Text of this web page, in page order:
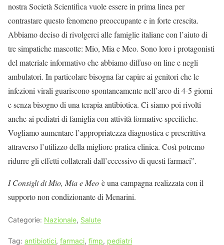
nostra Società Scientifica vuole essere in prima linea per
contrastare questo fenomeno preoccupante e in forte crescita.
Abbiamo deciso di rivolgerci alle famiglie italiane con l’aiuto di
tre simpatiche mascotte: Mio, Mia e Meo. Sono loro i protagonisti
del materiale informativo che abbiamo diffuso on line e negli
ambulatori. In particolare bisogna far capire ai genitori che le
infezioni virali guariscono spontaneamente nell’arco di 4-5 giorni
e senza bisogno di una terapia antibiotica. Ci siamo poi rivolti
anche ai pediatri di famiglia con attività formative specifiche.
Vogliamo aumentare l’appropriatezza diagnostica e prescrittiva
attraverso l’utilizzo della migliore pratica clinica. Così potremo
ridurre gli effetti collaterali dall’eccessivo di questi farmaci”.
I Consigli di Mio, Mia e Meo è una campagna realizzata con il
supporto non condizionante di Menarini.
Categorie: Nazionale, Salute
Tag: antibiotici, farmaci, fimp, pediatri